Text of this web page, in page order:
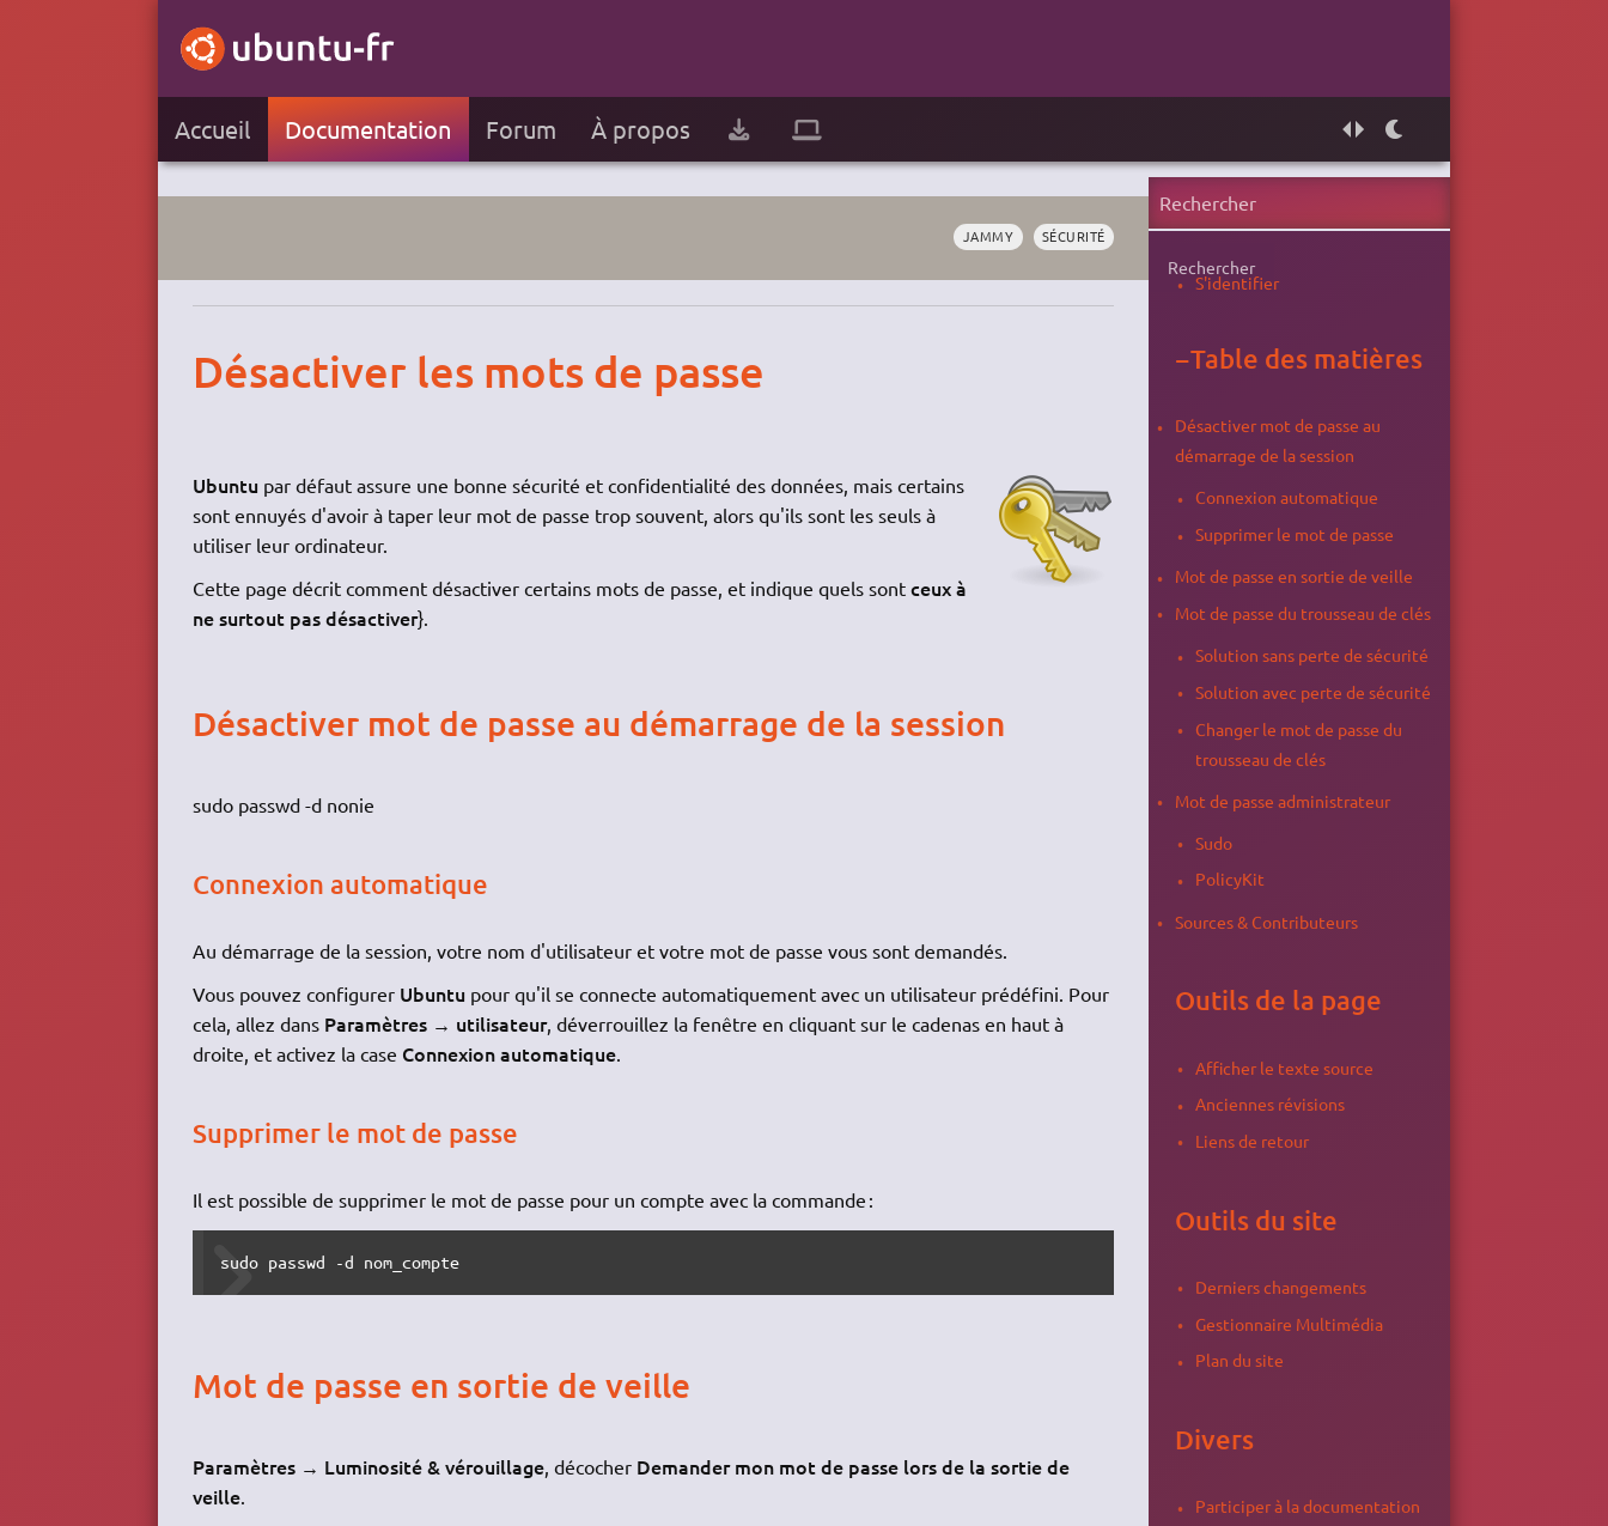
Accueil Documentation Forum À propos
JAMMY SÉCURITÉ
Désactiver les mots de passe
Ubuntu par défaut assure une bonne sécurité et confidentialité des données, mais certains
sont ennuyés d'avoir à taper leur mot de passe trop souvent, alors qu'ils sont les seuls à
utiliser leur ordinateur.
Cette page décrit comment désactiver certains mots de passe, et indique quels sont ceux à
ne surtout pas désactiver}.
Désactiver mot de passe au démarrage de la session
sudo passwd -d nonie
Connexion automatique
Au démarrage de la session, votre nom d'utilisateur et votre mot de passe vous sont demandés.
Vous pouvez configurer Ubuntu pour qu'il se connecte automatiquement avec un utilisateur prédéfini. Pour
cela, allez dans Paramètres → utilisateur, déverrouillez la fenêtre en cliquant sur le cadenas en haut à
droite, et activez la case Connexion automatique.
Supprimer le mot de passe
Il est possible de supprimer le mot de passe pour un compte avec la commande :
sudo passwd -d nom_compte
Mot de passe en sortie de veille
Paramètres → Luminosité & vérouillage, décocher Demander mon mot de passe lors de la sortie de
veille.
Rechercher
S'identifier
−Table des matières
Désactiver mot de passe au
démarrage de la session
Connexion automatique
Supprimer le mot de passe
Mot de passe en sortie de veille
Mot de passe du trousseau de clés
Solution sans perte de sécurité
Solution avec perte de sécurité
Changer le mot de passe du
trousseau de clés
Mot de passe administrateur
Sudo
PolicyKit
Sources & Contributeurs
Outils de la page
Afficher le texte source
Anciennes révisions
Liens de retour
Outils du site
Derniers changements
Gestionnaire Multimédia
Plan du site
Divers
Participer à la documentation